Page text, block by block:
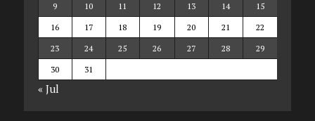
9
10 11 12 13 14
15
16
17 18 19 20 21
22
23
24 25 26 27 28
29
30
31
« Jul